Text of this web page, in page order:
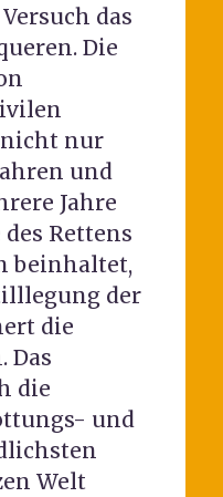
das
Die
nicht nur
und
Jahre
Rettens
beinhaltet,
der
die
Das
die
und
Welt